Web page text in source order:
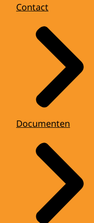
Contact
Documenten